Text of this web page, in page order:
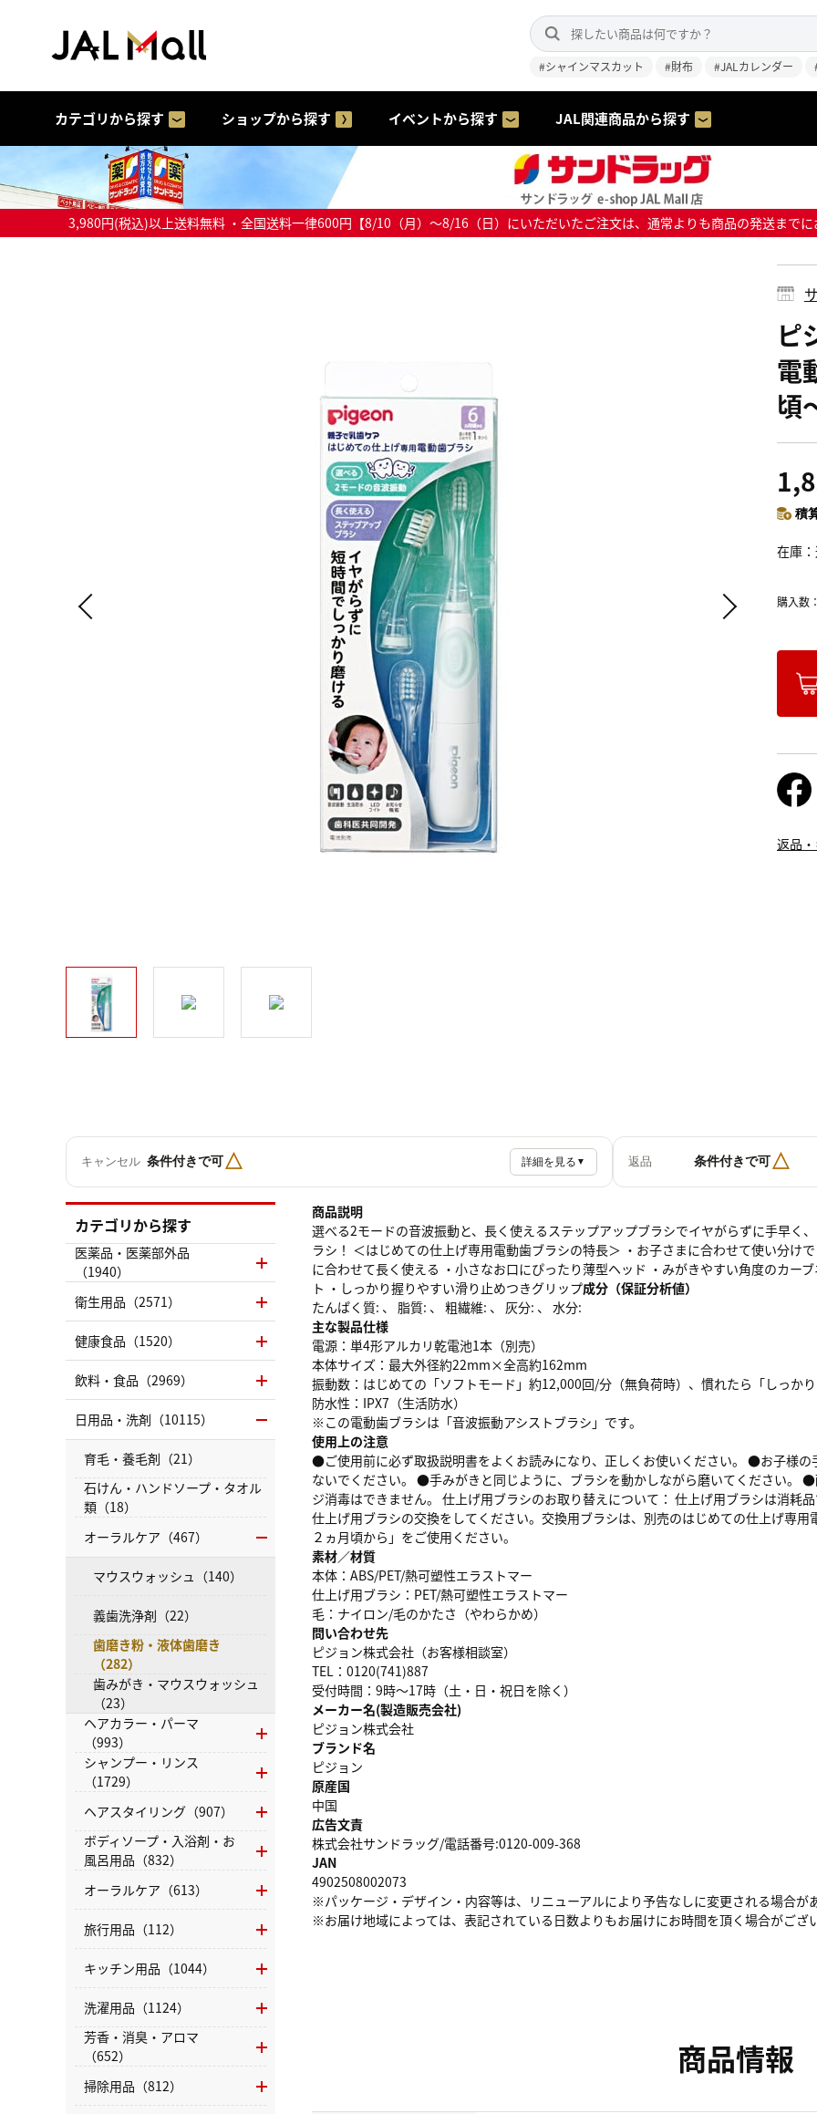
#シャインマスカット #財布 #JALカレンダー
カテゴリから探す ショップから探す イベントから探す JAL関連商品から探す
3,980円(税込)以上送料無料 ・全国送料一律600円【8/10（月）～8/16（日）にいただいたご注文は、通常よりも商品の発送まで
ピ
電
頃
積
在庫
購入数
返品
キャンセル 条件付きで可△ 詳細を見る ▼ 返品 条件付きで可△
商品説明
選べる2モードの音波振動と、長く使えるステップアップブラシでイヤがらずに手早く
ラシ！ ＜はじめての仕上げ専用電動歯ブラシの特長＞ ・お子さまに合わせて使い分け
に合わせて長く使える ・小さなお口にぴったり薄型ヘッド ・みがきやすい角度のカー
ト ・しっかり握りやすい滑り止めつきグリップ成分（保証分析値）
たんぱく質: 、 脂質: 、 粗繊維: 、 灰分: 、 水分:
主な製品仕様
電源：単4形アルカリ乾電池1本（別売）
本体サイズ：最大外径約22mm×全高約162mm
振動数：はじめての「ソフトモード」約12,000回/分（無負荷時）、慣れたら「しっか
防水性：IPX7（生活防水）
※この電動歯ブラシは「音波振動アシストブラシ」です。
使用上の注意
●ご使用前に必ず取扱説明書をよくお読みになり、正しくお使いください。 ●お子様
ないでください。 ●手みがきと同じように、ブラシを動かしながら磨いてください。
ジ消毒はできません。 仕上げ用ブラシのお取り替えについて： 仕上げ用ブラシは消耗
仕上げ用ブラシの交換をしてください。交換用ブラシは、別売のはじめての仕上げ専
２ヵ月頃から」をご使用ください。
素材／材質
本体：ABS/PET/熱可塑性エラストマー
仕上げ用ブラシ：PET/熱可塑性エラストマー
毛：ナイロン/毛のかたさ（やわらかめ）
問い合わせ先
ピジョン株式会社（お客様相談室）
TEL：0120(741)887
受付時間：9時～17時（土・日・祝日を除く）
メーカー名(製造販売会社)
ピジョン株式会社
ブランド名
ピジョン
原産国
中国
広告文責
株式会社サンドラッグ/電話番号:0120-009-368
JAN
4902508002073
※パッケージ・デザイン・内容等は、リニューアルにより予告なしに変更される場合が
※お届け地域によっては、表記されている日数よりもお届けにお時間を頂く場合がござ
商品情報
カテゴリから探す
医薬品・医薬部外品
（1940）
衛生用品（2571）
健康食品（1520）
飲料・食品（2969）
日用品・洗剤（10115）
育毛・養毛剤（21）
石けん・ハンドソープ・タオル
類（18）
オーラルケア（467）
マウスウォッシュ（140）
義歯洗浄剤（22）
歯磨き粉・液体歯磨き
（282）
歯みがき・マウスウォッシュ
（23）
ヘアカラー・パーマ
（993）
シャンプー・リンス
（1729）
ヘアスタイリング（907）
ボディソープ・入浴剤・お
風呂用品（832）
オーラルケア（613）
旅行用品（112）
キッチン用品（1044）
洗濯用品（1124）
芳香・消臭・アロマ
（652）
掃除用品（812）